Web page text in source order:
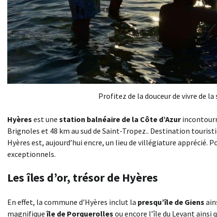
Profitez de la douceur de vivre de
Hyères est une station balnéaire de la Côte d’Azur
Brignoles et 48 km au sud de Saint-Tropez.. Destination
Hyères est, aujourd’hui encre, un lieu de villégiature apprécié.
exceptionnels.
Les îles d’or, trésor de Hyères
En effet, la commune d’Hyères inclut la presqu’île de Giens
magnifiqueîle de Porquerolles ou encore l’île du Levant